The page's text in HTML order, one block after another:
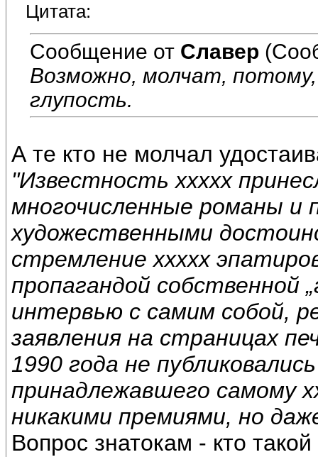
Цитата:
Сообщение от Славер
Возможно, молчат,
глупость.
А те кто не молчал
"Известность ххххх
многочисленные романы и
художественными
стремление ххххх
пропагандой собственной
интервью с самим собой,
заявления на страницах
1990 года не
принадлежавшего самому
никакими премиями, но
Вопрос знатокам - кто такой